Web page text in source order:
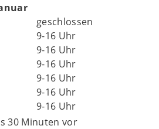
geschlossen
9-16 Uhr
9-16 Uhr
9-16 Uhr
9-16 Uhr
9-16 Uhr
9-16 Uhr
30 Minuten vor